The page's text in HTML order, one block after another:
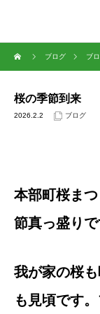
ブログ ブ
桜の季節到来
2026.2.2 ブログ
本部町桜ま
節真っ盛りで
我が家の桜
も見頃です